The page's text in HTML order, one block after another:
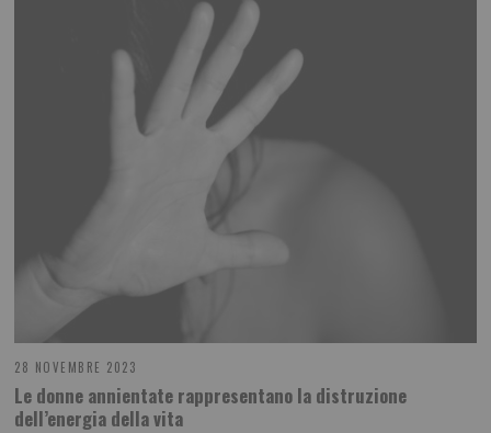
28 NOVEMBRE 2023
Le donne annientate rappresentano la distruzione
dell’energia della vita